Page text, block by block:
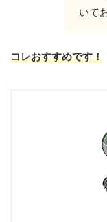
いて
コレおすすめです！